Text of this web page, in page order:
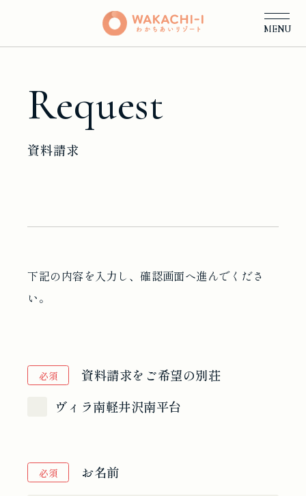
MENU
Request
資料請求
下記の内容を入力し、確認画面へ進んでくださ
い。
必須
資料請求をご希望の別荘
ヴィラ南軽井沢南平台
必須 お名前